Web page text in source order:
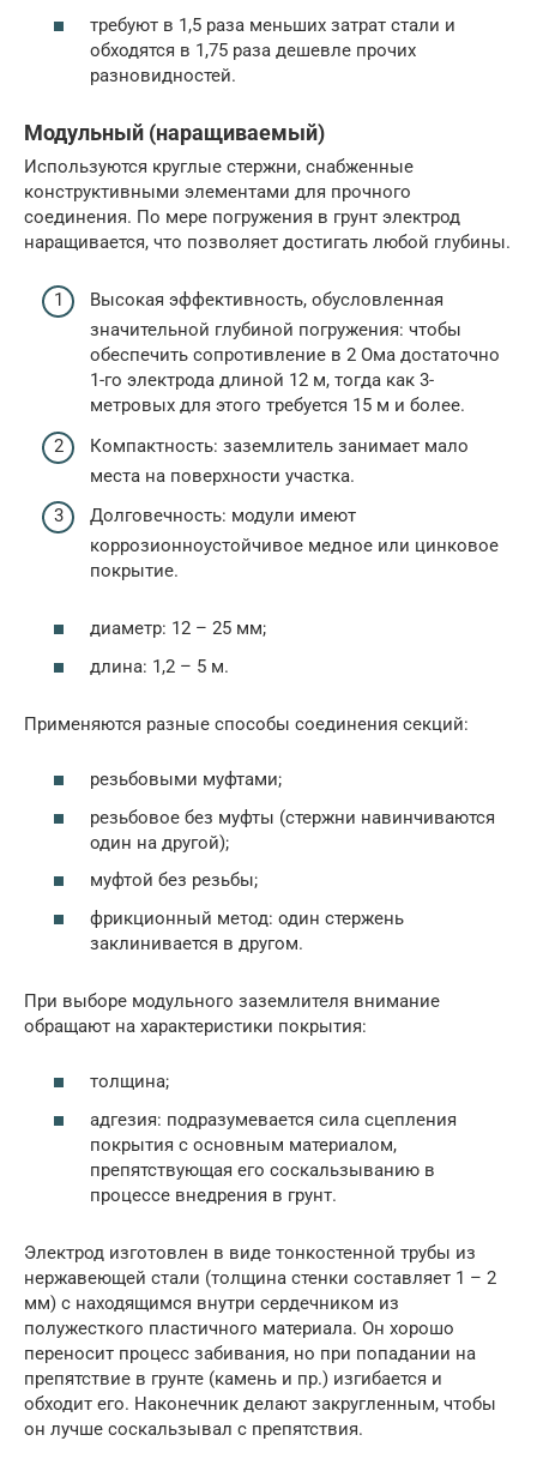
требуют в 1,5 раза меньших затрат стали и
обходятся в 1,75 раза дешевле прочих
разновидностей.
Модульный (наращиваемый)
Используются круглые стержни, снабженные
конструктивными элементами для прочного
соединения. По мере погружения в грунт электрод
наращивается, что позволяет достигать любой глубины.
Высокая эффективность, обусловленная
значительной глубиной погружения: чтобы
обеспечить сопротивление в 2 Ома достаточно
1-го электрода длиной 12 м, тогда как 3-
метровых для этого требуется 15 м и более.
Компактность: заземлитель занимает мало
места на поверхности участка.
Долговечность: модули имеют
коррозионноустойчивое медное или цинковое
покрытие.
диаметр: 12 – 25 мм;
длина: 1,2 – 5 м.
Применяются разные способы соединения секций:
резьбовыми муфтами;
резьбовое без муфты (стержни навинчиваются
один на другой);
муфтой без резьбы;
фрикционный метод: один стержень
заклинивается в другом.
При выборе модульного заземлителя внимание
обращают на характеристики покрытия:
толщина;
адгезия: подразумевается сила сцепления
покрытия с основным материалом,
препятствующая его соскальзыванию в
процессе внедрения в грунт.
Электрод изготовлен в виде тонкостенной трубы из
нержавеющей стали (толщина стенки составляет 1 – 2
мм) с находящимся внутри сердечником из
полужесткого пластичного материала. Он хорошо
переносит процесс забивания, но при попадании на
препятствие в грунте (камень и пр.) изгибается и
обходит его. Наконечник делают закругленным, чтобы
он лучше соскальзывал с препятствия.